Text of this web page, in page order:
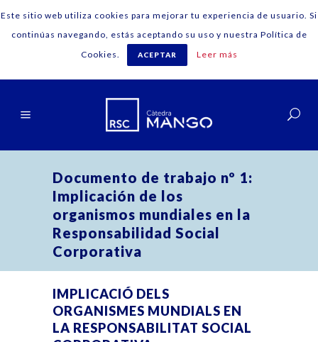
Català
Documento de trabajo nº 1:
Implicación de los
organismos mundiales en la
Responsabilidad Social
Corporativa
IMPLICACIÓ DELS
ORGANISMES MUNDIALS EN
LA RESPONSABILITAT SOCIAL
Este sitio web utiliza cookies para mejorar tu experiencia de usuario. Si
continúas navegando, estás aceptando su uso y nuestra Política de
Cookies.
ACEPTAR Leer más